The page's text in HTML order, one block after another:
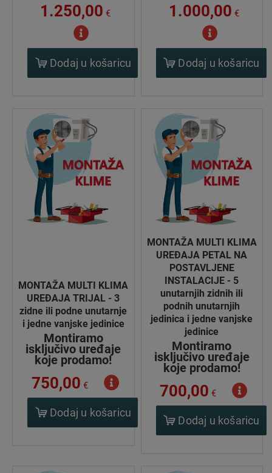
1.250,00 €
Dodaj u košaricu
1.000,00 €
Dodaj u košaricu
MONTAŽA MULTI KLIMA
UREĐAJA TRIJAL - 3
zidne ili podne unutarnje
i jedne vanjske jedinice
Montiramo
isključivo uređaje
koje prodamo!
750,00 €
Dodaj u košaricu
MONTAŽA MULTI KLIMA
UREĐAJA PETAL NA
POSTAVLJENE
INSTALACIJE - 5
unutarnjih zidnih ili
podnih unutarnjih
jedinica i jedne vanjske
jedinice
Montiramo
isključivo uređaje
koje prodamo!
700,00 €
Dodaj u košaricu